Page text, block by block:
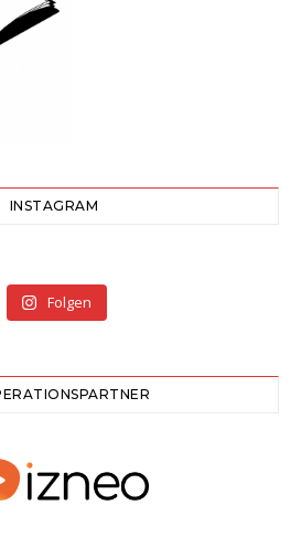
INSTAGRAM
Folgen